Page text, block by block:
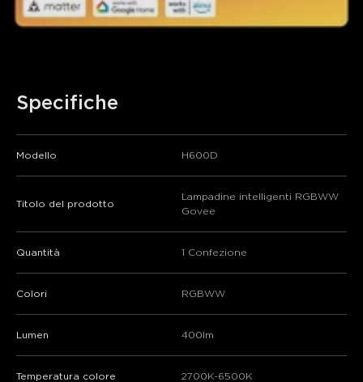
Specifiche
Modello H600D
Titolo del prodotto
Lampadine intelligenti RGBWW
Govee
Quantità 1 Confezione
Colori RGBWW
Lumen 400lm
Temperatura colore 2700K-6500K